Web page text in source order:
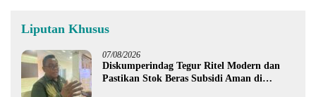
Liputan Khusus
07/08/2026
Diskumperindag Tegur Ritel Modern dan
Pastikan Stok Beras Subsidi Aman di